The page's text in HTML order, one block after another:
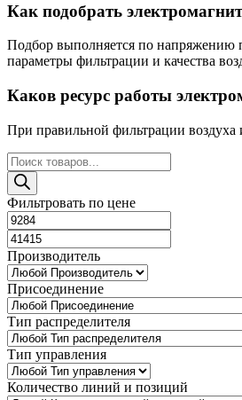
Как подобрать
Подбор выполняется по напряжению
параметры фильтрации и качества
Каков ресурс работы
При правильной фильтрации воздуха
Поиск
товаров
Фильтровать по цене
Производитель
Присоединение
Тип распределителя
Тип управления
Количество линий и позиций